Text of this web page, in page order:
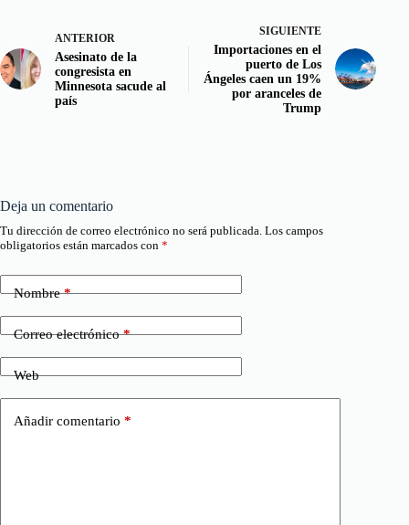
ANTERIOR
Asesinato de la
congresista en
Minnesota sacude al
país
SIGUIENTE
Importaciones en el
puerto de Los
Ángeles caen un 19%
por aranceles de
Trump
Deja un comentario
Tu dirección de correo electrónico no será publicada. Los campos
obligatorios están marcados con *
Nombre*
Correo electrónico*
Web
Añadir comentario *